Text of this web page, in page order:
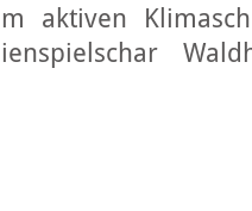
aktiven